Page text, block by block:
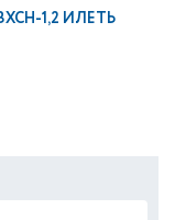
1,2 ИЛЕТЬ